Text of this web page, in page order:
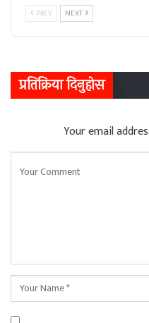
PREV NEXT
प्रतिक्रिया दिनुहोस
Your email